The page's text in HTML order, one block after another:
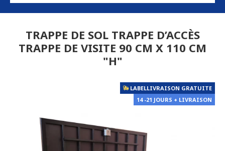
TRAPPE DE SOL TRAPPE D’ACCÈS
TRAPPE DE VISITE 90 CM X 110 CM
"H"
LABELLIVRAISON GRATUITE
14 -21 JOURS + LIVRAISON